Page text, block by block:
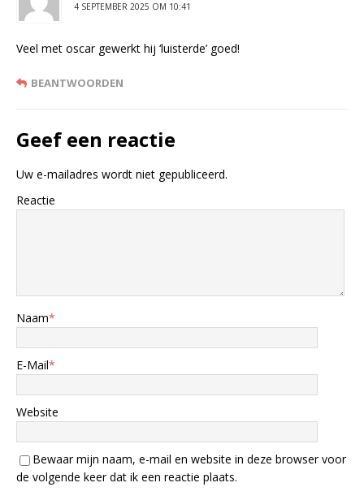
4 SEPTEMBER 2025 OM 10:41
Veel met oscar gewerkt hij ‘luisterde’ goed!
BEANTWOORDEN
Geef een reactie
Uw e-mailadres wordt niet gepubliceerd.
Reactie
Naam*
E-Mail*
Website
Bewaar mijn naam, e-mail en website in deze browser voor
de volgende keer dat ik een reactie plaats.